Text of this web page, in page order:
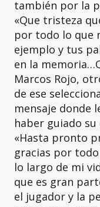
también por la
«Que tristeza
por todo lo que
ejemplo y tus
en la
Marcos Rojo,
de ese
mensaje donde
haber guiado su
«Hasta pronto
gracias por
lo largo de mi
que es gran
el jugador y la